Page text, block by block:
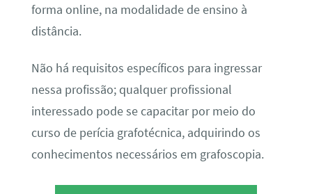
forma online, na modalidade de ensino à
distância.
Não há requisitos específicos para ingressar
nessa profissão; qualquer profissional
interessado pode se capacitar por meio do
curso de perícia grafotécnica, adquirindo os
conhecimentos necessários em grafoscopia.